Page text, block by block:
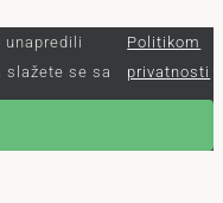
slažete se sa
Politikom
privatnosti